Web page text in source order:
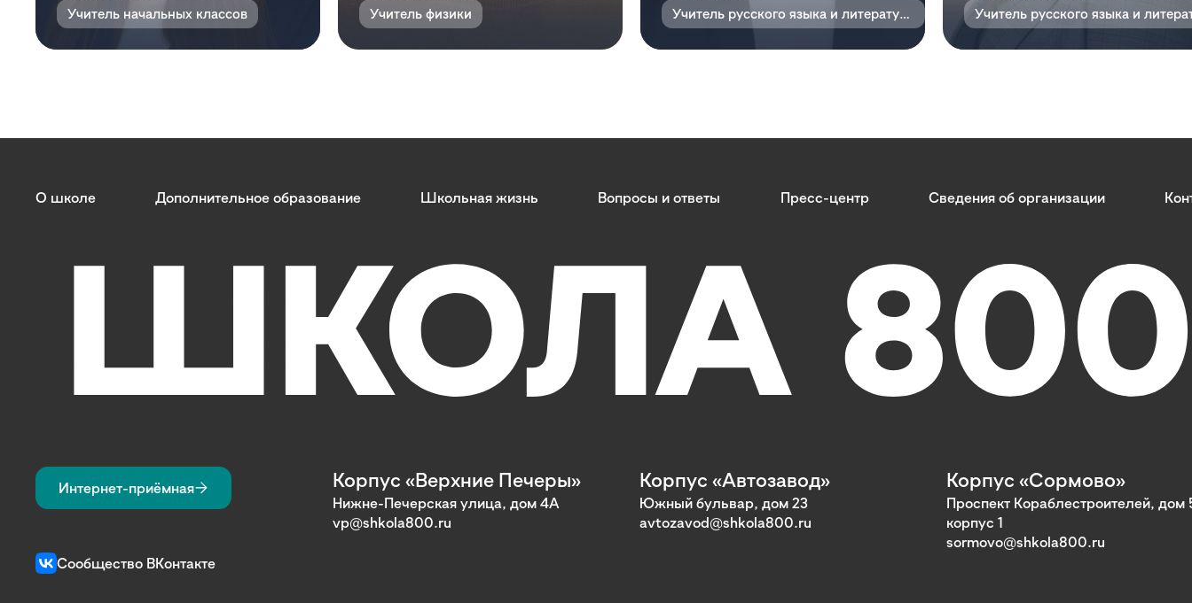
Учитель начальных классов Учитель физики Учитель русского языка и литературы
О школе Дополнительное образование Школьная жизнь Вопросы и ответы Пресс-центр Сведения об организации
Интернет-приёмная Корпус «Верхние Печеры»
Нижне-Печерская улица, дом 4А
vp@shkola800.ru
Корпус «Автозавод»
Южный бульвар, дом 23
avtozavod@shkola800.ru
Корпус «Сормово»
Проспект Кораблестроителей, дом
корпус 1
sormovo@shkola800.ru
Сообщество ВКонтакте